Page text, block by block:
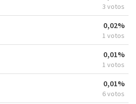
3 votos
0,02%
1 votos
0,01%
1 votos
0,01%
6 votos